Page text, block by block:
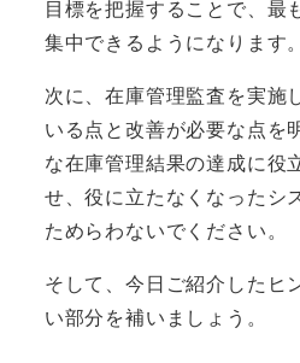
目標を把握することで、最
集中できるようになります。
次に、在庫管理監査を実施
いる点と改善が必要な点を
な在庫管理結果の達成に役
せ、役に立たなくなったシ
ためらわないでください。
そして、今日ご紹介したヒ
い部分を補いましょう。